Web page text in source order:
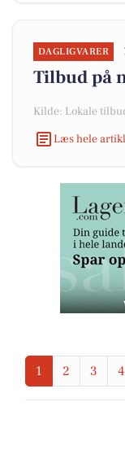
DAGLIGVARER
Tilbud på
Kilde: Lokale
Læs hele
1 2 3 4